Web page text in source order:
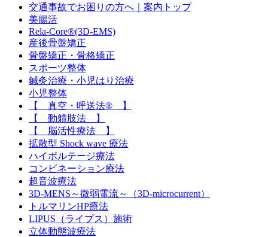
交通事故でお困りの方へ｜案内トップ
美腸活
Rela-Core®(3D-EMS)
産後骨盤矯正
骨盤矯正・骨格矯正
スポーツ整体
鍼灸治療・小児はり治療
小児整体
【 真空・呼送法® 】
【 動軆肢法 】
【 脳活性療法 】
拡散型 Shock wave 療法
ハイボルテージ療法
コンビネーション療法
超音波療法
3D-MENS～微弱電流～（3D-microcurrent）
トルマリンHP療法
LIPUS（ライプス）施術
立体動態波療法